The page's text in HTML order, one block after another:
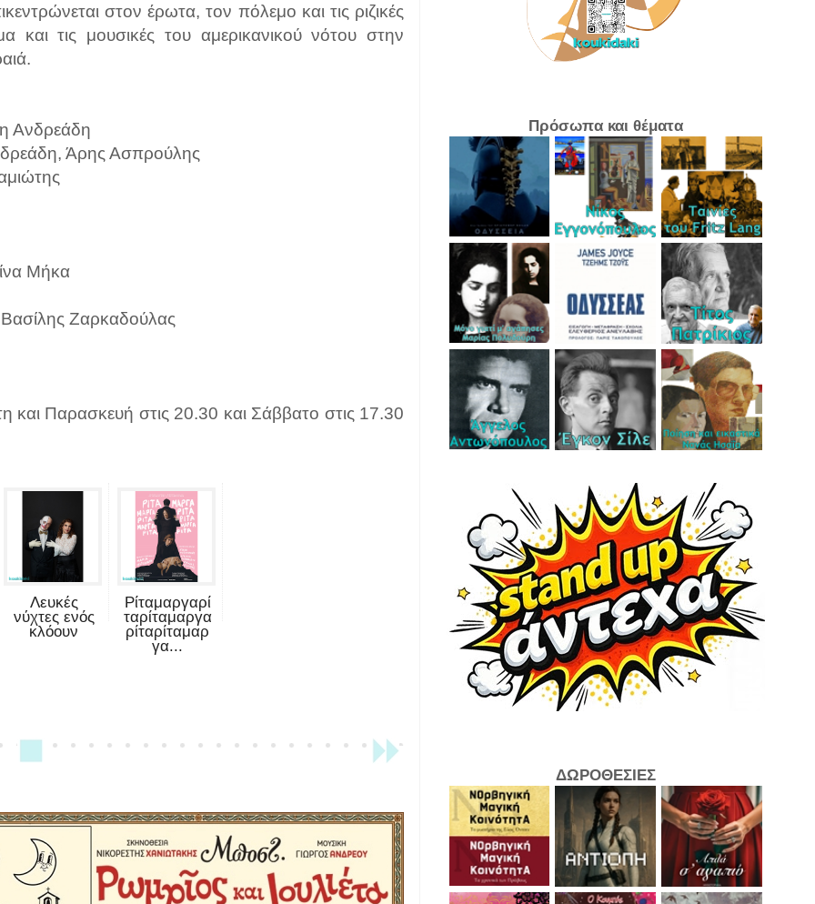
στον έρωτα, τον πόλεμο και τις ριζικές
και τις μουσικές του αμερικανικού νότου στην
Ανδρεάδη
Άρης Ασπρούλης
Μήκα
Ζαρκαδούλας
και Παρασκευή στις 20.30 και Σάββατο στις 17.30
Λευκές
νύχτες ενός
κλόουν
Ρίταμαργαρί
ταρίταμαργα
ρίταρίταμαρ
γα...
Πρόσωπα και θέματα
ΔΩΡΟΘΕΣΙΕΣ